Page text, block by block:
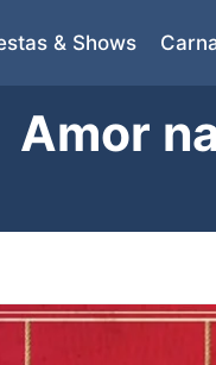
& Shows
Amor